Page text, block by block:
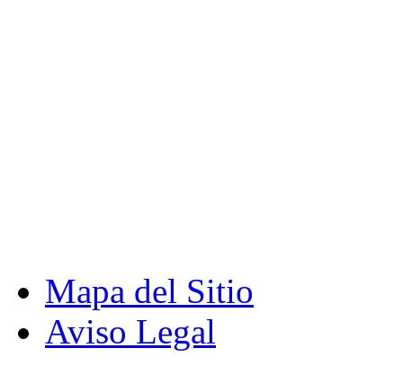
Mapa del Sitio
Aviso Legal